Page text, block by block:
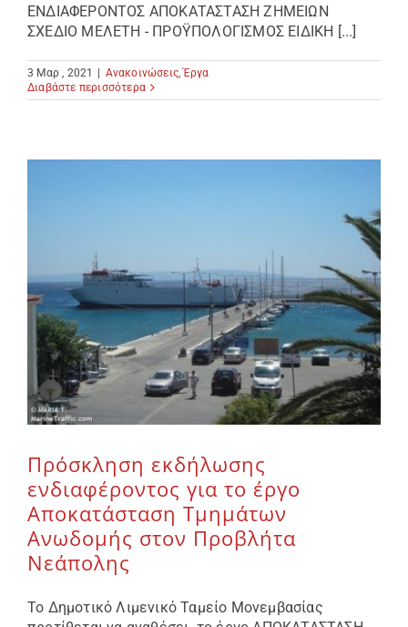
ΕΝΔΙΑΦΕΡΟΝΤΟΣ ΑΠΟΚΑΤΑΣΤΑΣΗ ΖΗΜΕΙΩΝ
ΣΧΕΔΙΟ ΜΕΛΕΤΗ - ΠΡΟΫΠΟΛΟΓΙΣΜΟΣ ΕΙΔΙΚΗ [...]
3 Μαρ , 2021 Ανακοινώσεις,Έργα
Διαβάστε περισσότερα
Πρόσκληση εκδήλωσης
ενδιαφέροντος για το έργο
Αποκατάσταση Τμημάτων
Ανωδομής στον Προβλήτα
Νεάπολης
Το Δημοτικό Λιμενικό Ταμείο Μονεμβασίας